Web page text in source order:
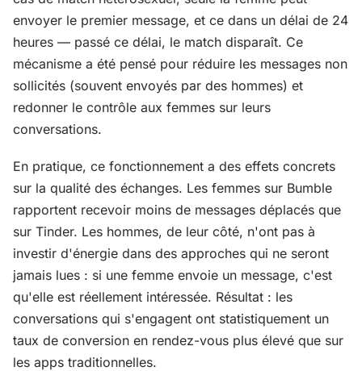
envoyer le premier message, et ce dans un délai de 24
heures — passé ce délai, le match disparaît. Ce
mécanisme a été pensé pour réduire les messages non
sollicités (souvent envoyés par des hommes) et
redonner le contrôle aux femmes sur leurs
conversations.
En pratique, ce fonctionnement a des effets concrets
sur la qualité des échanges. Les femmes sur Bumble
rapportent recevoir moins de messages déplacés que
sur Tinder. Les hommes, de leur côté, n'ont pas à
investir d'énergie dans des approches qui ne seront
jamais lues : si une femme envoie un message, c'est
qu'elle est réellement intéressée. Résultat : les
conversations qui s'engagent ont statistiquement un
taux de conversion en rendez-vous plus élevé que sur
les apps traditionnelles.